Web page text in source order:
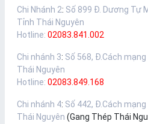
Chi Nhánh 2: Số 899 Đ. Dương Tự
Tỉnh Thái Nguyên
Hotline: 02083.841.002
Chi nhánh 3: Số 568, Đ.Cách mạng
Thái Nguyên
Hotline: 02083.849.168
Chi nhánh 4: Số 442, Đ.Cách
Thái Nguyên (Gang Thép Thái